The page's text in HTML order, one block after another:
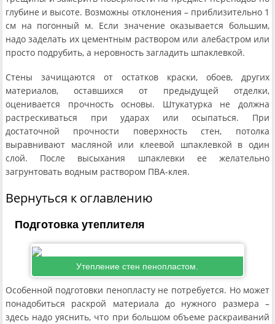
глубине и высоте. Возможны отклонения – приблизительно 1
см на погонный м. Если значение оказывается большим,
надо заделать их цементным раствором или алебастром или
просто подрубить, а неровность загладить шпаклевкой.
Стены зачищаются от остатков краски, обоев, других
материалов, оставшихся от предыдущей отделки,
оценивается прочность основы. Штукатурка не должна
растрескиваться при ударах или осыпаться. При
достаточной прочности поверхность стен, потолка
выравнивают масляной или клеевой шпаклевкой в один
слой. После высыхания шпаклевки ее желательно
загрунтовать водным раствором ПВА-клея.
Вернуться к оглавлению
Подготовка утеплителя
Утепление стен пенопластом.
Особенной подготовки пенопласту не потребуется. Но может
понадобиться раскрой материала до нужного размера –
здесь надо уяснить, что при большом объеме раскраиваний